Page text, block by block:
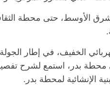
الأوسط، حتى محطة
الخفيف، في إطار الجولة
بدر، استمع لشرح
الإنشائية لمحطة بدر.
مصر ناس وناس